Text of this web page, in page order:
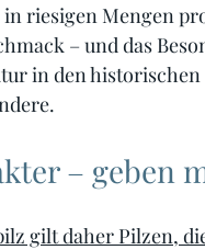
riesigen Mengen
– und das
in den
– geben
gilt daher Pilzen,